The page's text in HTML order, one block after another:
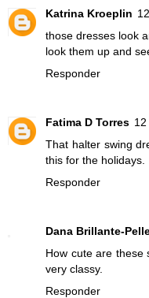
Katrina Kroeplin
those dresses look
look them up and
Responder
Fatima D Torres
That halter swing
this for the holidays.
Responder
Dana Brillante-
How cute are these
very classy.
Responder